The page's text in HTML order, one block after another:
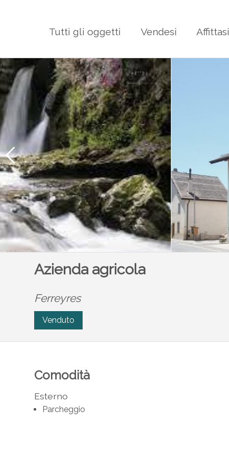
Tutti gli oggetti Vendesi Affittasi
Azienda agricola
Ferreyres
Venduto
Comodità
Esterno
Parcheggio